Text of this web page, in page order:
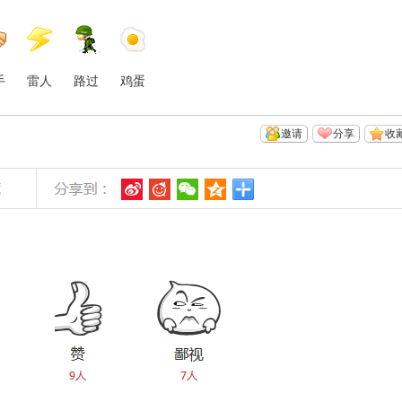
雷人 路过 鸡蛋
收
分享
邀请